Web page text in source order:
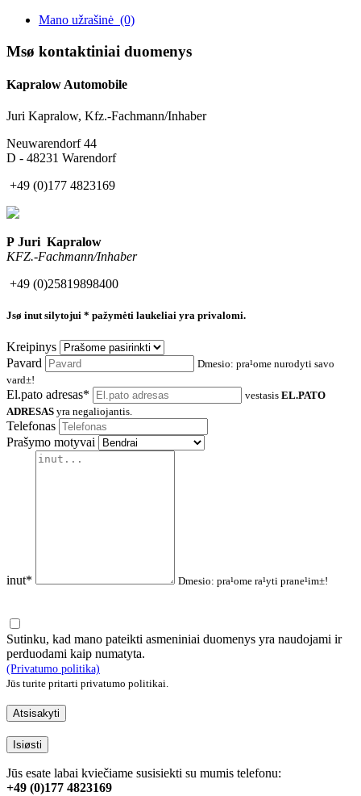
Mano užrašinė (0)
Msø kontaktiniai duomenys
Kapralow Automobile
Juri Kapralow, Kfz.-Fachmann/Inhaber
Neuwarendorf 44
D - 48231 Warendorf
+49 (0)177 4823169
P Juri Kapralow
KFZ.-Fachmann/Inhaber
+49 (0)25819898400
Jsø inut silytojui * pažymėti laukeliai yra privalomi.
Kreipinys
Pavard
Dmesio: pra¹ome nurodyti savo
vard±!
El.pato adresas* vestasis EL.PATO
ADRESAS yra negaliojantis.
Telefonas
Prašymo motyvai
inut* Dmesio: pra¹ome ra¹yti prane¹im±!
Sutinku, kad mano pateikti asmeniniai duomenys yra naudojami ir
perduodami kaip numatyta.
(Privatumo politika)
Jūs turite pritarti privatumo politikai.
Atsisakyti
Isiøsti
Jūs esate labai kviečiame susisiekti su mumis telefonu:
+49 (0)177 4823169